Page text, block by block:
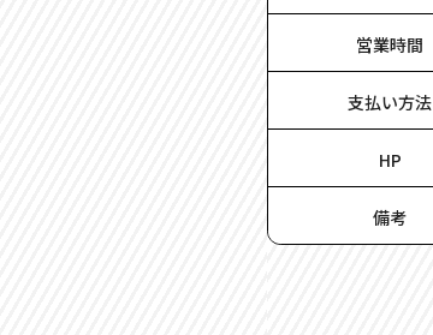
営業時間
支払い方法
HP
備考